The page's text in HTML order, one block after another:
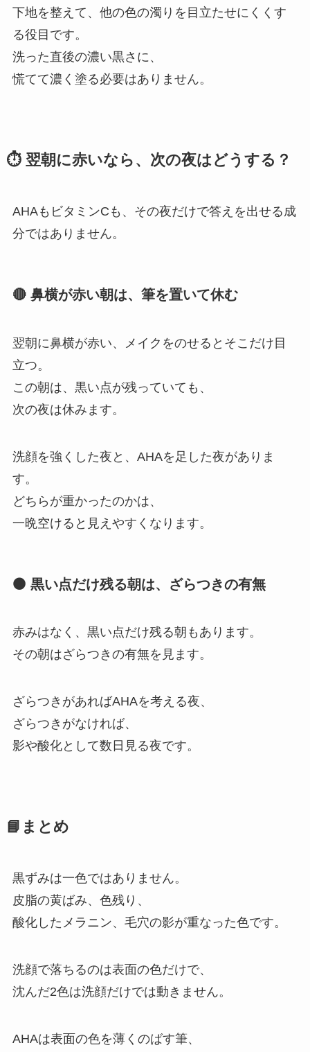
下地を整えて、他の色の濁りを目立たせにくくす
る役目です。
洗った直後の濃い黒さに、
慌てて濃く塗る必要はありません。
⏱ 翌朝に赤いなら、次の夜はどうする？
AHAもビタミンCも、その夜だけで答えを出せる成
分ではありません。
🔴 鼻横が赤い朝は、筆を置いて休む
翌朝に鼻横が赤い、メイクをのせるとそこだけ目
立つ。
この朝は、黒い点が残っていても、
次の夜は休みます。
洗顔を強くした夜と、AHAを足した夜がありま
す。
どちらが重かったのかは、
一晩空けると見えやすくなります。
⚫ 黒い点だけ残る朝は、ざらつきの有無
赤みはなく、黒い点だけ残る朝もあります。
その朝はざらつきの有無を見ます。
ざらつきがあればAHAを考える夜、
ざらつきがなければ、
影や酸化として数日見る夜です。
📘まとめ
黒ずみは一色ではありません。
皮脂の黄ばみ、色残り、
酸化したメラニン、毛穴の影が重なった色です。
洗顔で落ちるのは表面の色だけで、
沈んだ2色は洗顔だけでは動きません。
AHAは表面の色を薄くのばす筆、